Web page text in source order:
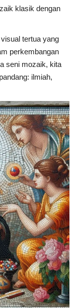
klasik dengan
tertua yang
perkembangan
seni mozaik, kita
ilmiah,